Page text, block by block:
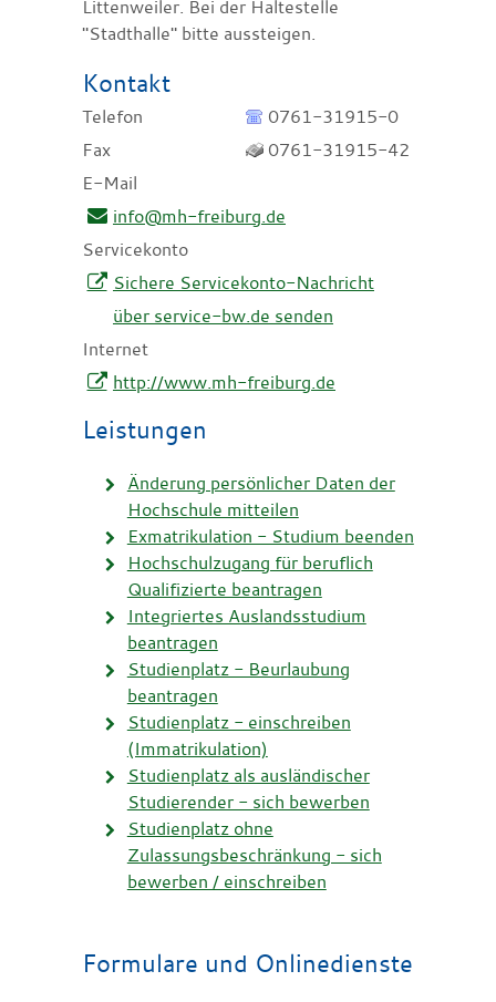
Littenweiler. Bei der Haltestelle
"Stadthalle" bitte aussteigen.
Kontakt
Telefon
0761-31915-0
Fax
0761-31915-42
E-Mail
info@mh-freiburg.de
Servicekonto
Sichere Servicekonto-Nachricht
über service-bw.de senden
Internet
http://www.mh-freiburg.de
Leistungen
Änderung persönlicher Daten der
Hochschule mitteilen
Exmatrikulation - Studium beenden
Hochschulzugang für beruflich
Qualifizierte beantragen
Integriertes Auslandsstudium
beantragen
Studienplatz - Beurlaubung
beantragen
Studienplatz - einschreiben
(Immatrikulation)
Studienplatz als ausländischer
Studierender - sich bewerben
Studienplatz ohne
Zulassungsbeschränkung - sich
bewerben / einschreiben
Formulare und Onlinedienste